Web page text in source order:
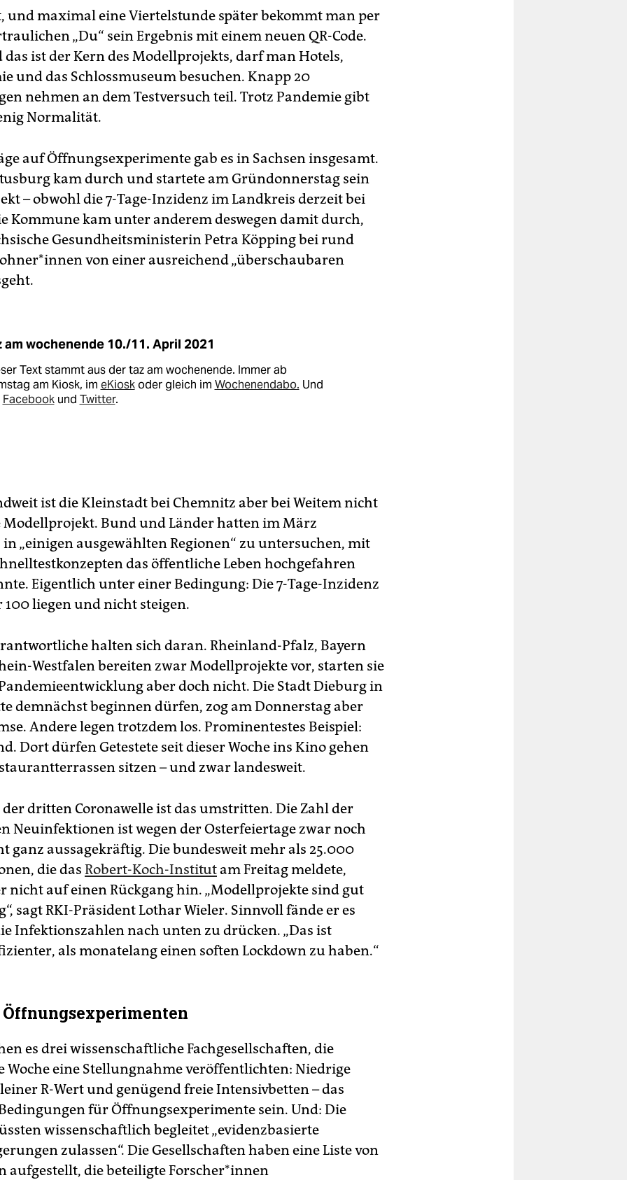
und maximal eine Viertelstunde später bekommt man per
„Du“ sein Ergebnis mit einem neuen QR-Code.
ist der Kern des Modellprojekts, darf man Hotels,
und das Schlossmuseum besuchen. Knapp 20
nehmen an dem Testversuch teil. Trotz Pandemie gibt
Normalität.
auf Öffnungsexperimente gab es in Sachsen insgesamt.
kam durch und startete am Gründonnerstag sein
– obwohl die 7-Tage-Inzidenz im Landkreis derzeit bei
Kommune kam unter anderem deswegen damit durch,
Gesundheitsministerin Petra Köpping bei rund
von einer ausreichend „überschaubaren
am wochenende 10./11. April 2021
Text stammt aus der taz am wochenende. Immer ab
am Kiosk, im eKioskoder gleich im Wochenendabo. Und
Facebookund Twitter.
ist die Kleinstadt bei Chemnitz aber bei Weitem nicht
Modellprojekt. Bund und Länder hatten im März
„einigen ausgewählten Regionen“ zu untersuchen, mit
das öffentliche Leben hochgefahren
Eigentlich unter einer Bedingung: Die 7-Tage-Inzidenz
100 liegen und nicht steigen.
halten sich daran. Rheinland-Pfalz, Bayern
Westfalen bereiten zwar Modellprojekte vor, starten sie
aber doch nicht. Die Stadt Dieburg in
demnächst beginnen dürfen, zog am Donnerstag aber
Andere legen trotzdem los. Prominentestes Beispiel:
Dort dürfen Getestete seit dieser Woche ins Kino gehen
sitzen – und zwar landesweit.
dritten Coronawelle ist das umstritten. Die Zahl der
Neuinfektionen ist wegen der Osterfeiertage zwar noch
ganz aussagekräftig. Die bundesweit mehr als 25.000
die das Robert-Koch-Institutam Freitag meldete,
nicht auf einen Rückgang hin. „Modellprojekte sind gut
sagt RKI-Präsident Lothar Wieler. Sinnvoll fände er es
Infektionszahlen nach unten zu drücken. „Das ist
als monatelang einen soften Lockdown zu haben.“
es drei wissenschaftliche Fachgesellschaften, die
Woche eine Stellungnahme veröffentlichten: Niedrige
R-Wert und genügend freie Intensivbetten – das
für Öffnungsexperimente sein. Und: Die
wissenschaftlich begleitet „evidenzbasierte
zulassen“. Die Gesellschaften haben eine Liste von
aufgestellt, die beteiligte For­sche­r*in­nen